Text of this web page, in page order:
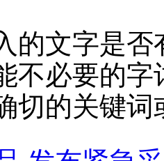
的文字是否
不必要的字
切的关键